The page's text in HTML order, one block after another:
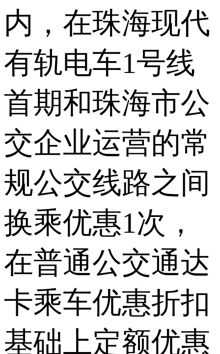
内，在珠海现代
有轨电车1号线
首期和珠海市公
交企业运营的常
规公交线路之间
换乘优惠1次，
在普通公交通达
卡乘车优惠折扣
基础上定额优惠